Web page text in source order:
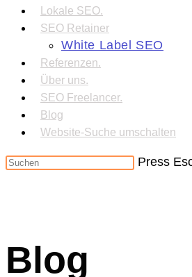
Lokale SEO.
SEO Retainer
White Label SEO
Referenzen.
Über uns.
SEO Freelancer.
Blog
Website-Suche umschalten
Press
Blog